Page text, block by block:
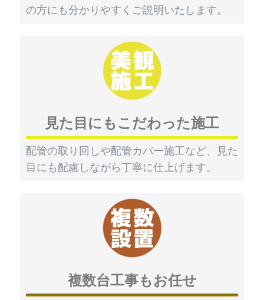
の方にも分かりやすくご説明いたします。
見た目にもこだわった施工
配管の取り回しや配管カバー施工など、見た
目にも配慮しながら丁寧に仕上げます。
複数台工事もお任せ